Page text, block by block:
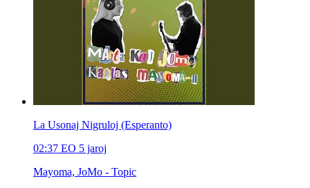
La Usonaj Nigruloj (Esperanto)
02:37 EO 5 jaroj
Mayoma, JoMo - Topic